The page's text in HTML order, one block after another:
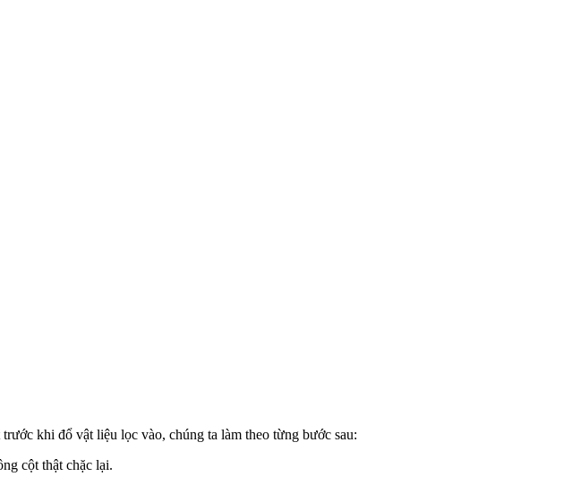
khi đổ vật liệu lọc vào, chúng ta làm theo từng bước sau:
cột thật chặc lại.